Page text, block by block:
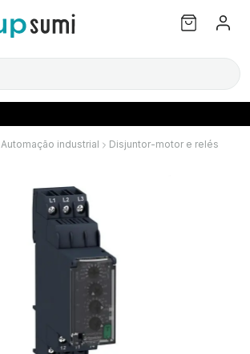
Automação industrial Disjuntor-motor e relés